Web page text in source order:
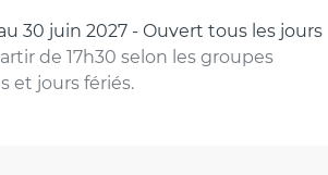
30 juin 2027 - Ouvert tous les jours
de 17h30 selon les groupes
et jours fériés.